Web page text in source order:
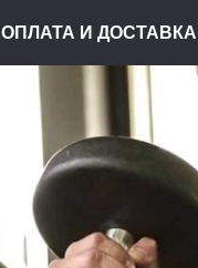
ОПЛАТА И ДОСТАВКА